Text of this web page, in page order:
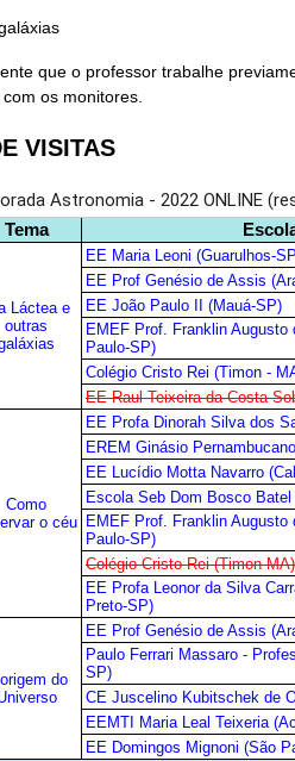
que o professor trabalhe
os monitores.
VISITAS